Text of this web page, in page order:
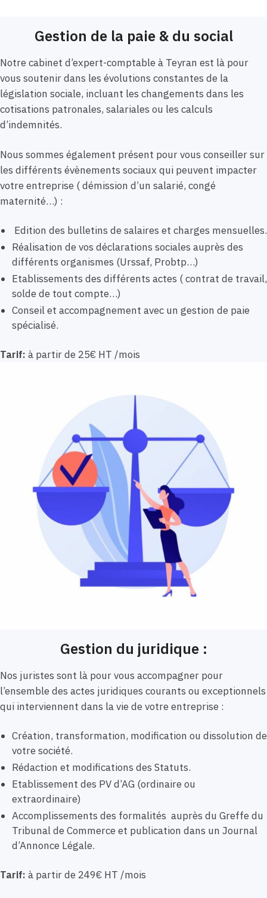
Gestion de la paie & du social
Notre cabinet d’expert-comptable à Teyran est là pour
vous soutenir dans les évolutions constantes de la
législation sociale, incluant les changements dans les
cotisations patronales, salariales ou les calculs
d’indemnités.
Nous sommes également présent pour vous conseiller sur
les différents évènements sociaux qui peuvent impacter
votre entreprise ( démission d’un salarié, congé
maternité…) :
Edition des bulletins de salaires et charges mensuelles.
Réalisation de vos déclarations sociales auprès des
différents organismes (Urssaf, Probtp…)
Etablissements des différents actes ( contrat de travail,
solde de tout compte…)
Conseil et accompagnement avec un gestion de paie
spécialisé.
Tarif: à partir de 25€ HT /mois
Gestion du juridique :
Nos juristes sont là pour vous accompagner pour
l’ensemble des actes juridiques courants ou exceptionnels
qui interviennent dans la vie de votre entreprise :
Création, transformation, modification ou dissolution de
votre société.
Rédaction et modifications des Statuts.
Etablissement des PV d’AG (ordinaire ou
extraordinaire)
Accomplissements des formalités auprès du Greffe du
Tribunal de Commerce et publication dans un Journal
d’Annonce Légale.
Tarif: à partir de 249€ HT /mois